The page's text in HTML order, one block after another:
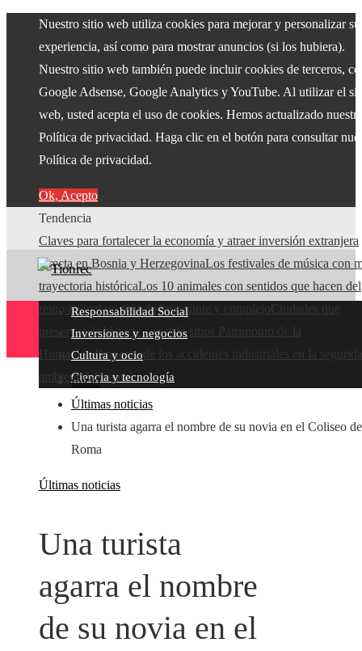
Nuestro sitio web utiliza cookies para mejorar y personalizar su
experiencia, así como para mostrar anuncios (si los hubiera).
Nuestro sitio web también puede incluir cookies de terceros,
Google Adsense, Google Analytics y YouTube. Al utilizar el
web, usted acepta el uso de cookies. Hemos actualizado nuestra
Política de privacidad. Haga clic en el botón para consultar
Política de privacidad.
Ok, Acepto
Tendencia
Claves para fortalecer la economía y atraer inversión extranjera
directa en Bosnia y HerzegovinaLos festivales de música con
trayectoria históricaLos 10 animales con sentidos que hacen del
reino animal un mundo fascinante y complejo
preservan la historia con más sitios Patrimonio de la
HumanidadImpacto de los accidentes industriales en la
ambiental y estatal
Responsabilidad Social
Inversiones y negocios
Cultura y ocio
Ciencia y tecnología
Inicio
Últimas noticias
Una turista agarra el nombre de su novia en el Coliseo de
Roma
Últimas noticias
Una turista
agarra el nombre
de su novia en el